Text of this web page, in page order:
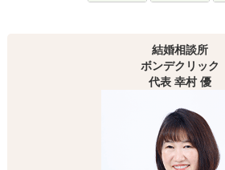
結婚相談所
ボンデクリック
代表 幸村 優